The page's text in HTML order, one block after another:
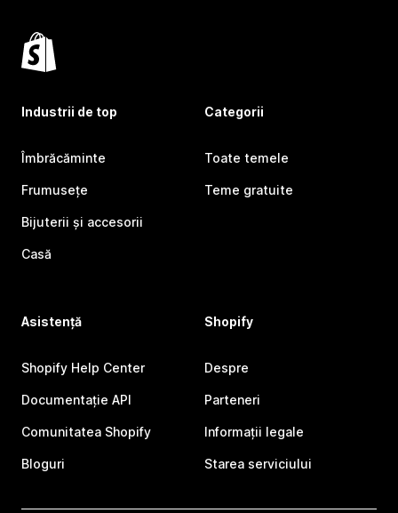
Industrii de top
Îmbrăcăminte
Frumusețe
Bijuterii și accesorii
Casă
Categorii
Toate temele
Teme gratuite
Asistență
Shopify Help Center
Documentație API
Comunitatea Shopify
Bloguri
Shopify
Despre
Parteneri
Informații legale
Starea serviciului